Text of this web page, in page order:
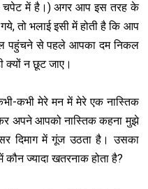
चपेट में है।) अगर आप इस तरह के
तो भलाई इसी में होती है कि आप
पहुंचने से पहले आपका दम निकल
क्यों न छूट जाए।
कभी मेरे मन में मेरे एक नास्तिक
अपने आपको नास्तिक कहना मुझे
दिमाग में गूंज उठता है। उसका
ज्यादा खतरनाक होता है?